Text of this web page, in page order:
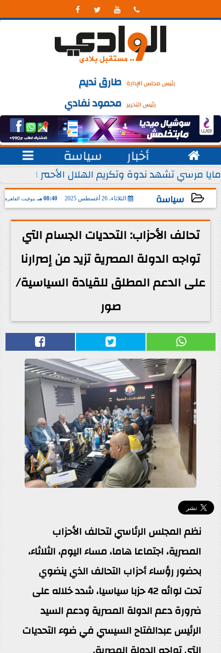
   
رئيس مجلس الإدارة طارق نديم
رئيس التحرير محمود نفادي
 أخبار سياسة 
يوليو من كل عام
مايا مرسي تشهد ندوة وتكريم الهلال الأحمر
سياسة الثلاثاء، 26 أغسطس 2025 08:40 مـ بتوقيت القاهرة
2025-08-26 20:40:08
تحالف الأحزاب: التحديات الجسام التي
تواجه الدولة المصرية تزيد من إصرارنا
على الدعم المطلق للقيادة السياسية/
صور
نظم المجلس الرئاسي لتحالف الأحزاب
المصرية، اجتماعا هاما، مساء اليوم، الثلاثاء،
بحضور رؤساء أحزاب التحالف الذي ينضوي
تحت لوائه 42 حزبا سياسيا، شدد خلاله على
ضرورة دعم الدولة المصرية ودعم السيد
الرئيس عبدالفتاح السيسي في ضوء التحديات